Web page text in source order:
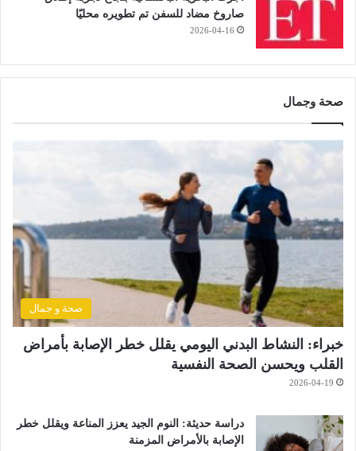
صاروخ مضاد للسفن تم تطويره محليًا
2026-04-16
صحة وجمال
صحة و جمال
خبراء: النشاط البدني اليومي يقلل خطر الإصابة بأمراض
القلب ويحسن الصحة النفسية
2026-04-19
دراسة حديثة: النوم الجيد يعزز المناعة ويقلل خطر
الإصابة بالأمراض المزمنة